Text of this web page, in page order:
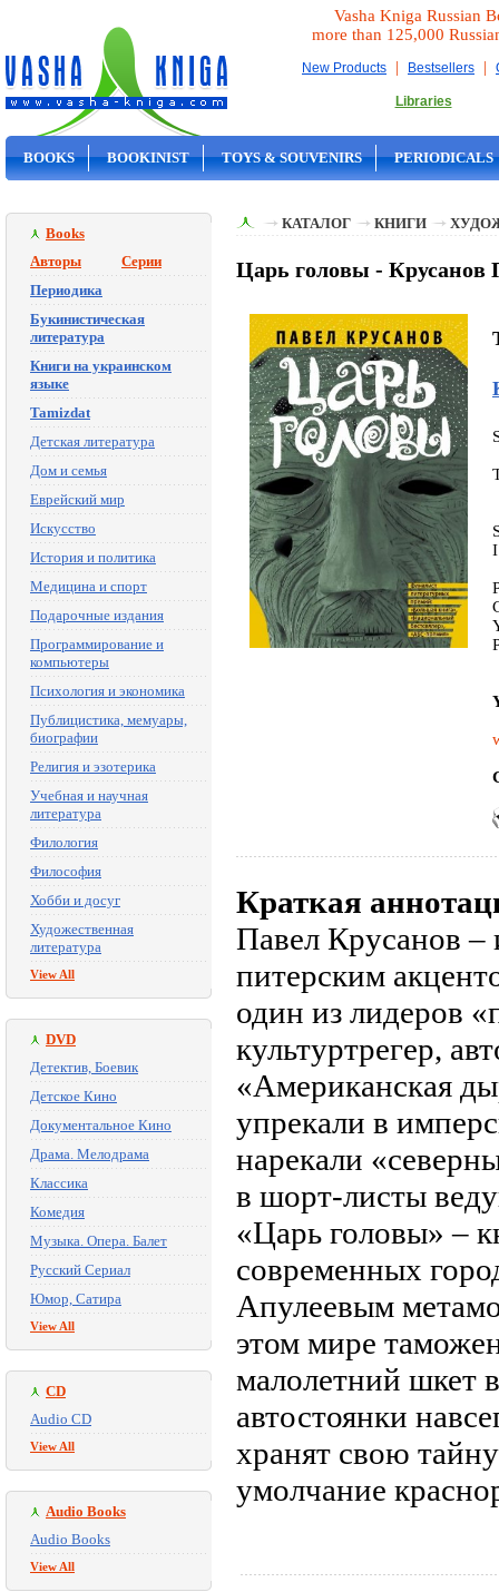
Vasha Kniga Russian
more than 125,000
New Products | Bestsellers |
Libraries
BOOKS BOOKINIST TOYS & SOUVENIRS PERIODICALS
Books
Авторы
Серии
Периодика
Букинистическая
литература
Книги на украинском
языке
Tamizdat
Детская литература
Дом и семья
Еврейский мир
Искусство
История и политика
Медицина и спорт
Подарочные издания
Программирование и
компьютеры
Психология и экономика
Публицистика, мемуары,
биографии
Религия и эзотерика
Учебная и научная
литература
Филология
Философия
Хобби и досуг
Художественная
литература
View All
DVD
Детектив, Боевик
Детское Кино
Документальное Кино
Драма. Мелодрама
Классика
Комедия
Музыка. Опера. Балет
Русский Сериал
Юмор, Сатира
View All
CD
Audio CD
View All
Audio Books
Audio Books
View All
КАТАЛОГ КНИГИ
Царь головы - Крусанов
Краткая
Павел Крусанов –
питерским
один из лидеров
культуртрегер,
«Американская
упрекали в
нарекали
в шорт-листы
«Царь головы» –
современных
Апулеевым
этом мире
малолетний шкет
автостоянки
хранят свою
умолчание